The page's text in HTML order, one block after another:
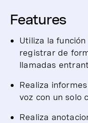
Features
Utiliza la
registrar de
llamadas
Realiza
voz con un solo
Realiza